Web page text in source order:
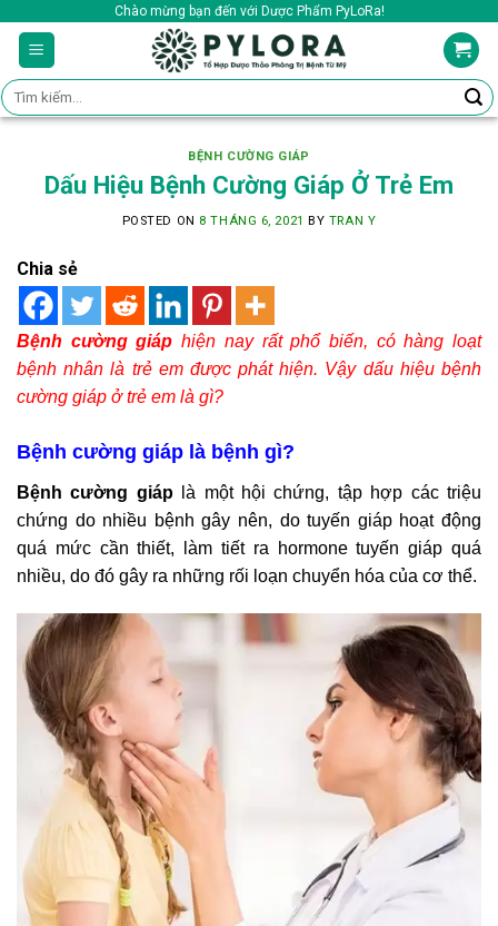
content
Chào mừng bạn đến với Dược Phẩm PyLoRa!
Tìm
kiếm:
BỆNH CƯỜNG GIÁP
Dấu Hiệu Bệnh Cường Giáp Ở Trẻ Em
POSTED ON 8 THÁNG 6, 2021 BY TRAN Y
Chia sẻ
Bệnh cường giáp hiện nay rất phổ biến, có hàng loạt
bệnh nhân là trẻ em được phát hiện. Vậy dấu hiệu bệnh
cường giáp ở trẻ em là gì?
Bệnh cường giáp là bệnh gì?
Bệnh cường giáplà một hội chứng, tập hợp các triệu
chứng do nhiều bệnh gây nên, do tuyến giáp hoạt động
quá mức cần thiết, làm tiết ra hormone tuyến giáp quá
nhiều, do đó gây ra những rối loạn chuyển hóa của cơ thể.